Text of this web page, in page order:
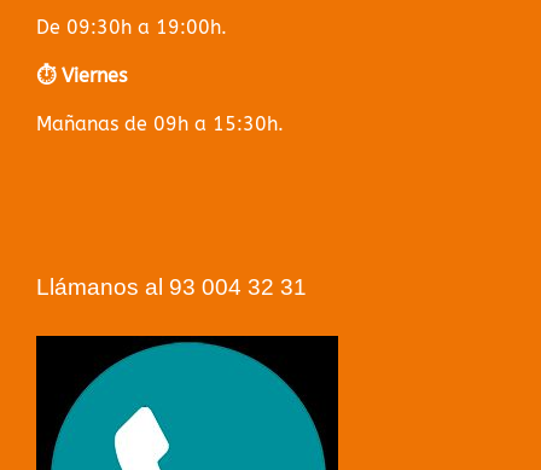
De 09:30h a 19:00h.
⏱️ Viernes
Mañanas de 09h a 15:30h.
Llámanos al 93 004 32 31